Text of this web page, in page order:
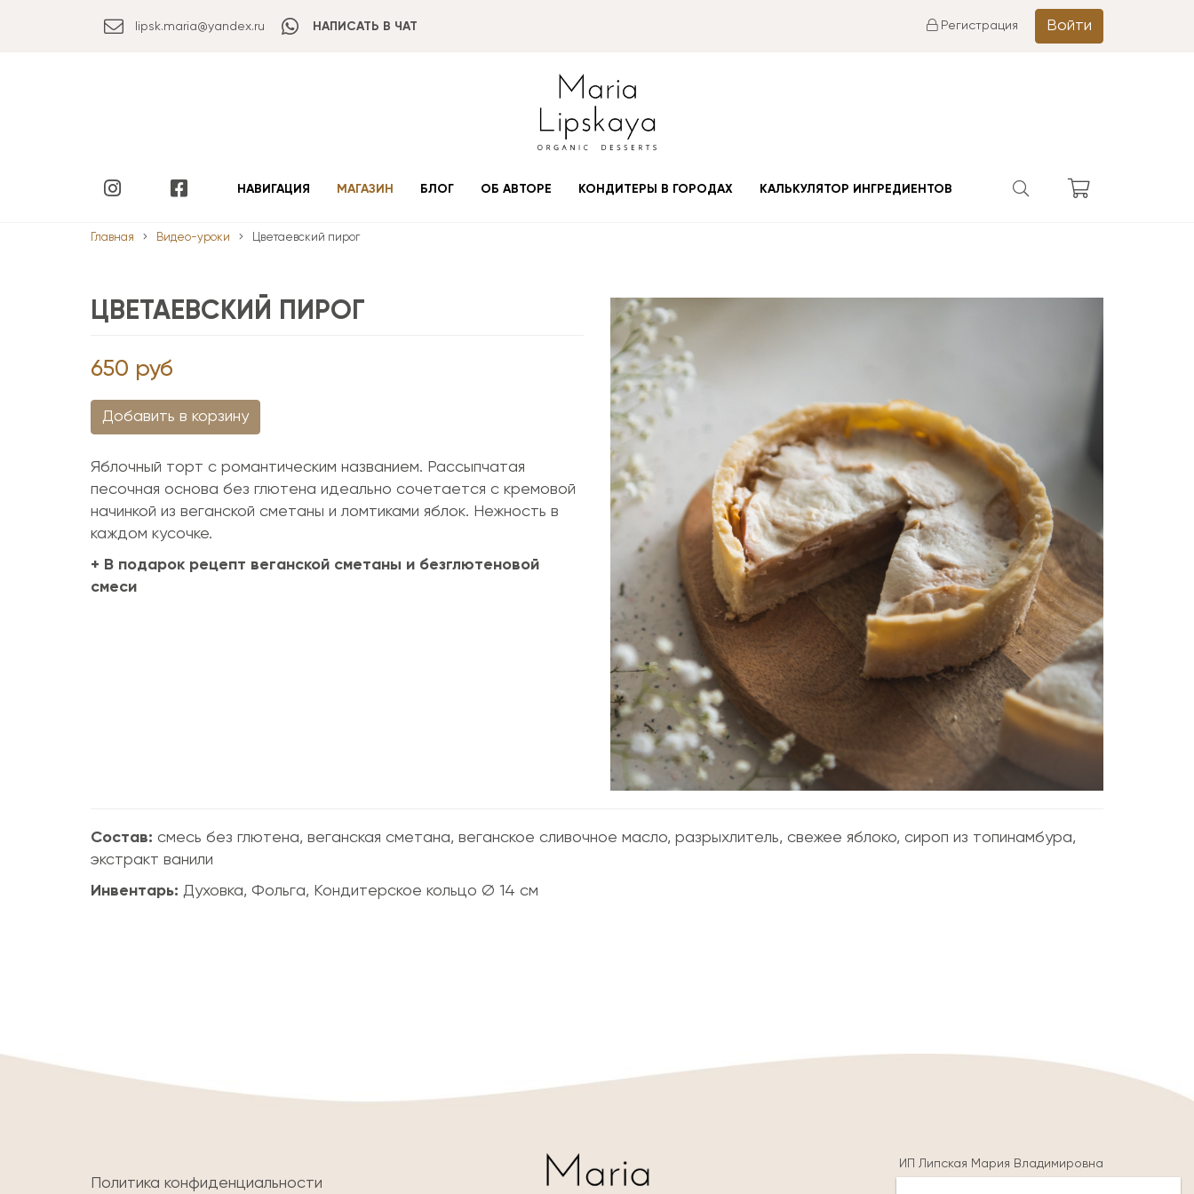
lipsk.maria@yandex.ru НАПИСАТЬ В ЧАТ Регистрация Войти
НАВИГАЦИЯ МАГАЗИН БЛОГ ОБ АВТОРЕ КОНДИТЕРЫ В ГОРОДАХ КАЛЬКУЛЯТОР ИНГРЕДИЕНТОВ
Главная Видео-уроки Цветаевский пирог
ЦВЕТАЕВСКИЙ ПИРОГ
650 руб
Добавить в корзину
Яблочный торт с романтическим названием. Рассыпчатая
песочная основа без глютена идеально сочетается с кремовой
начинкой из веганской сметаны и ломтиками яблок. Нежность в
каждом кусочке.
+ В подарок рецепт веганской сметаны и безглютеновой
смеси
Состав: смесь без глютена, веганская сметана, веганское сливочное масло, разрыхлитель, свежее яблоко, сироп из топинамбура,
экстракт ванили
Инвентарь: Духовка, Фольга, Кондитерское кольцо Ø 14 см
Политика конфиденциальности
ИП Липская Мария Владимировна